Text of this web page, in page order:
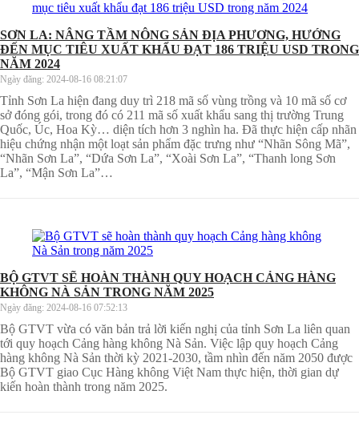
SƠN LA: NÂNG TẦM NÔNG SẢN ĐỊA PHƯƠNG, HƯỚNG
ĐẾN MỤC TIÊU XUẤT KHẨU ĐẠT 186 TRIỆU USD TRONG
NĂM 2024
Ngày đăng: 2024-08-16 08:21:07
Tỉnh Sơn La hiện đang duy trì 218 mã số vùng trồng và 10 mã số cơ
sở đóng gói, trong đó có 211 mã số xuất khẩu sang thị trường Trung
Quốc, Úc, Hoa Kỳ… diện tích hơn 3 nghìn ha. Đã thực hiện cấp nhãn
hiệu chứng nhận một loạt sản phẩm đặc trưng như “Nhãn Sông Mã”,
“Nhãn Sơn La”, “Dứa Sơn La”, “Xoài Sơn La”, “Thanh long Sơn
La”, “Mận Sơn La”…
BỘ GTVT SẼ HOÀN THÀNH QUY HOẠCH CẢNG HÀNG
KHÔNG NÀ SẢN TRONG NĂM 2025
Ngày đăng: 2024-08-16 07:52:13
Bộ GTVT vừa có văn bản trả lời kiến nghị của tỉnh Sơn La liên quan
tới quy hoạch Cảng hàng không Nà Sản. Việc lập quy hoạch Cảng
hàng không Nà Sản thời kỳ 2021-2030, tầm nhìn đến năm 2050 được
Bộ GTVT giao Cục Hàng không Việt Nam thực hiện, thời gian dự
kiến hoàn thành trong năm 2025.